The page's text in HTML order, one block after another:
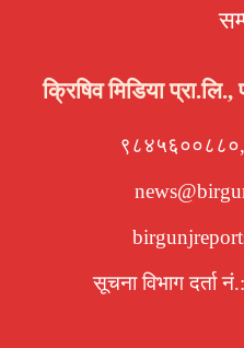
क्रिषिव मिडिया
सूचना विभाग